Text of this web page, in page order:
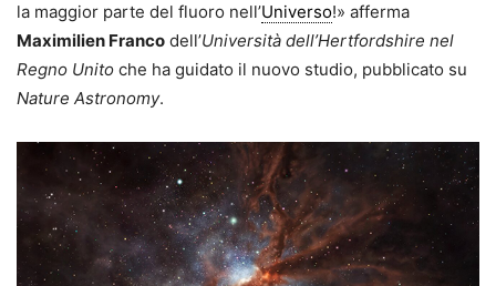
la maggior parte del fluoro nell’Universo!» afferma
Maximilien Franco dell’Università dell’Hertfordshire nel
Regno Unito che ha guidato il nuovo studio, pubblicato su
Nature Astronomy.